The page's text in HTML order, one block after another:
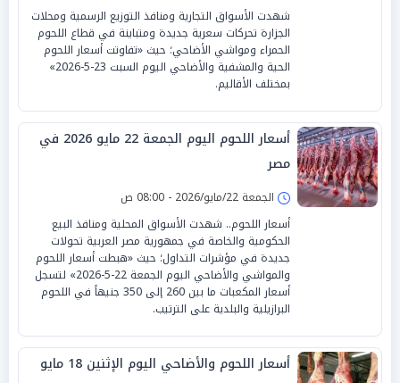
شهدت الأسواق التجارية ومنافذ التوزيع الرسمية ومحلات
الجزارة تحركات سعرية جديدة ومتباينة في قطاع اللحوم
الحمراء ومواشي الأضاحي؛ حيث «تفاوتت أسعار اللحوم
الحية والمشفية والأضاحي اليوم السبت 23-5-2026»
بمختلف الأقاليم.
أسعار اللحوم اليوم الجمعة 22 مايو 2026 في
مصر
الجمعة 22/مايو/2026 - 08:00 ص
أسعار اللحوم.. شهدت الأسواق المحلية ومنافذ البيع
الحكومية والخاصة في جمهورية مصر العربية تحولات
جديدة في مؤشرات التداول؛ حيث «هبطت أسعار اللحوم
والمواشي والأضاحي اليوم الجمعة 22-5-2026» لتسجل
أسعار المكعبات ما بين 260 إلى 350 جنيهاً في اللحوم
البرازيلية والبلدية على الترتيب.
أسعار اللحوم والأضاحي اليوم الإثنين 18 مايو